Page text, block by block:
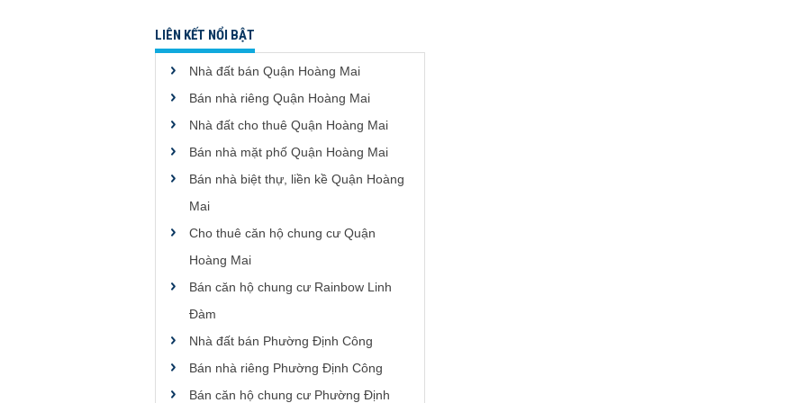
LIÊN KẾT NỔI BẬT
Nhà đất bán Quận Hoàng Mai
Bán nhà riêng Quận Hoàng Mai
Nhà đất cho thuê Quận Hoàng Mai
Bán nhà mặt phố Quận Hoàng Mai
Bán nhà biệt thự, liền kề Quận Hoàng
Mai
Cho thuê căn hộ chung cư Quận
Hoàng Mai
Bán căn hộ chung cư Rainbow Linh
Đàm
Nhà đất bán Phường Định Công
Bán nhà riêng Phường Định Công
Bán căn hộ chung cư Phường Định